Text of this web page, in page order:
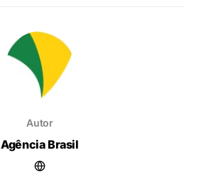
Autor
Agência Brasil